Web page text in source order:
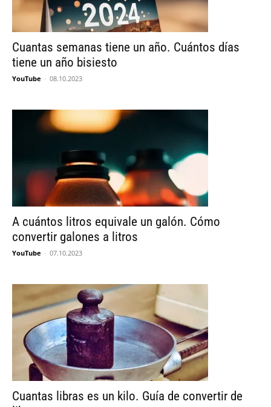
Cuantas semanas tiene un año. Cuántos días
tiene un año bisiesto
YouTube - 08.10.2023
A cuántos litros equivale un galón. Cómo
convertir galones a litros
YouTube - 07.10.2023
Cuantas libras es un kilo. Guía de convertir de